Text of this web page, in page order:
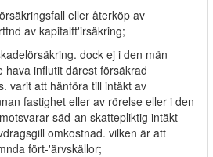
eller återköp av
av kapitalft'irsäkring;
dock ej i den män
hava influtit därest försäkrad
varit att hänföra till intäkt av
fastighet eller av rörelse eller i den
säd-an skattepliktig intäkt
omkostnad. vilken är att
fört-'ärvskällor;